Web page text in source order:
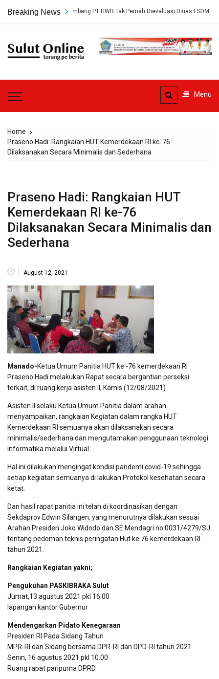
Breaking NewsTambang PT HWR Tak Pernah Dievaluasi Dinas ESDM
Sulut
Menu
Home
Praseno Hadi: Rangkaian HUT Kemerdekaan RI ke-76
Dilaksanakan Secara Minimalis dan Sederhana
Praseno Hadi: Rangkaian HUT
Kemerdekaan RI ke-76
Dilaksanakan Secara Minimalis dan
Sederhana
August 12, 2021
Manado-Ketua Umum Panitia HUT ke -76 kemerdekaan RI
Praseno Hadi melakukan Rapat secara bergantian perseksi
terkait, di ruang kerja asisten II, Kamis (12/08/2021)
Asisten II selaku Ketua Umum Panitia dalam arahan
menyampaikan, rangkaian Kegiatan dalam rangka HUT
Kemerdekaan RI semuanya akan dilaksanakan secara
minimalis/sederhana dan mengutamakan penggunaan teknologi
informatika melalui Virtual.
Hal ini dilakukan mengingat kondisi pandemi covid-19 sehingga
setiap kegiatan semuanya di lakukan Protokol kesehatan secara
ketat.
Dan hasil rapat panitia ini telah di koordinasikan dengan
Sekdaprov Edwin Silangen, yang menurutnya dilakukan sesuai
Arahan Presiden Joko Widodo dan SE Mendagri no.0031/4279/SJ
tentang pedoman teknis peringatan Hut ke 76 kemerdekaan RI
tahun 2021.
Rangkaian Kegiatan yakni;
Pengukuhan PASKIBRAKA Sulut
Jumat,13 agustus 2021 pkl 16.00
lapangan kantor Gubernur
Mendengarkan Pidato Kenegaraan
Presiden RI Pada Sidang Tahun
MPR-RI dan Sidang bersama DPR-RI dan DPD-RI tahun 2021
Senin, 16 agustus 2021 pkl 10.00
Ruang rapat paripurna DPRD